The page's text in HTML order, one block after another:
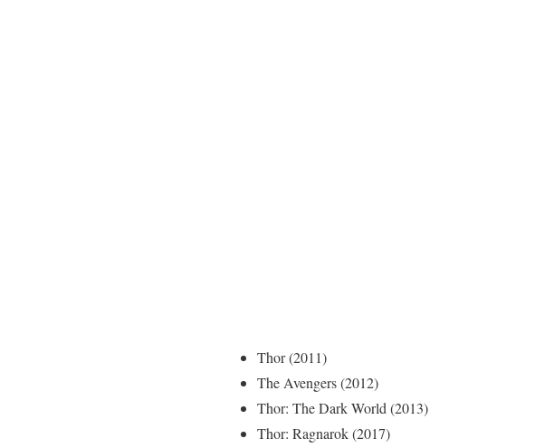
Thor (2011)
The Avengers (2012)
Thor: The Dark World (2013)
Thor: Ragnarok (2017)